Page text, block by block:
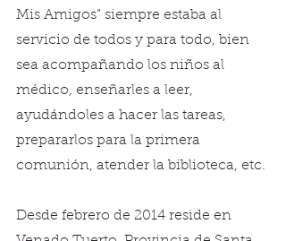
Mis Amigos” siempre estaba al
servicio de todos y para todo, bien
sea acompañando los niños al
médico, enseñarles a leer,
ayudándoles a hacer las tareas,
prepararlos para la primera
comunión, atender la biblioteca, etc.
Desde febrero de 2014 reside en